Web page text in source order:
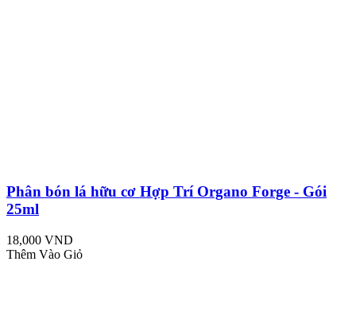
Phân bón lá hữu cơ Hợp Trí Organo Forge - Gói
25ml
18,000 VND
Thêm Vào Giỏ